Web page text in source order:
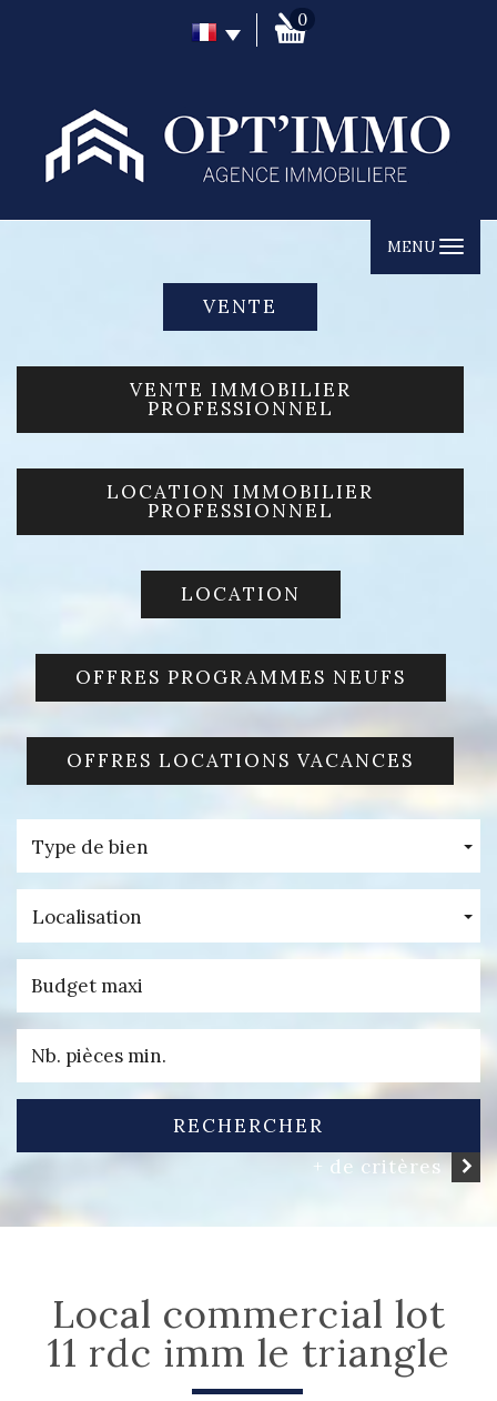
0
MENU
VENTE
VENTE IMMOBILIER
PROFESSIONNEL
LOCATION IMMOBILIER
PROFESSIONNEL
LOCATION
OFFRES PROGRAMMES NEUFS
OFFRES LOCATIONS VACANCES
Type de bien
Localisation
RECHERCHER
+ de critères
local commercial lot
11 rdc imm le triangle